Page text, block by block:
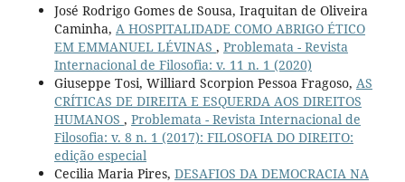
José Rodrigo Gomes de Sousa, Iraquitan de Oliveira
Caminha, A HOSPITALIDADE COMO ABRIGO ÉTICO
EM EMMANUEL LÉVINAS , Problemata - Revista
Internacional de Filosofia: v. 11 n. 1 (2020)
Giuseppe Tosi, Williard Scorpion Pessoa Fragoso, AS
CRÍTICAS DE DIREITA E ESQUERDA AOS DIREITOS
HUMANOS , Problemata - Revista Internacional de
Filosofia: v. 8 n. 1 (2017): FILOSOFIA DO DIREITO:
edição especial
Cecilia Maria Pires, DESAFIOS DA DEMOCRACIA NA